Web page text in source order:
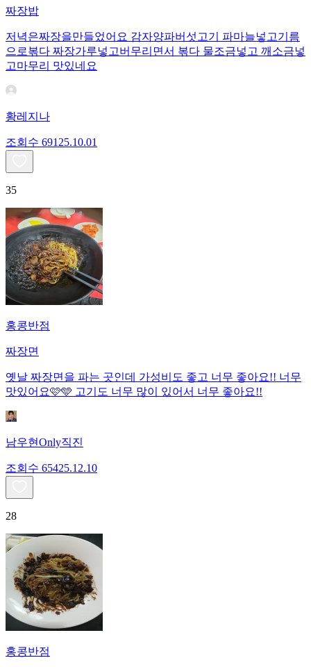
짜장밥
저녁은짜장을만들었어요 감자양파버섯고기 파마늘넣고기름
으로볶다 짜장가루넣고버무리면서 볶다 물조금넣고 깨소금넣
고마무리 맛있네요
황레지나
조회수 691 25.10.01
35
홍콩반점
짜장면
옛날 짜장면을 파는 곳인데 가성비도 좋고 너무 좋아요!! 너무
맛있어요🩷🩵 고기도 너무 많이 있어서 너무 좋아요!!
남우현Only직진
조회수 65425.12.10
28
홍콩반점